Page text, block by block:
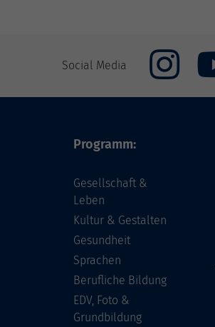
Social Media
Programm:
Gesellschaft &
Leben
Kultur & Gestalten
Gesundheit
Sprachen
Berufliche Bildung
EDV, Foto &
Grundbildung